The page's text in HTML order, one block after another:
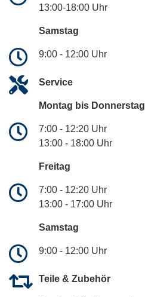
13:00-18:00 Uhr
Samstag
9:00 - 12:00 Uhr
Service
Montag bis Donnerstag
7:00 - 12:20 Uhr
13:00 - 18:00 Uhr
Freitag
7:00 - 12:20 Uhr
13:00 - 17:00 Uhr
Samstag
9:00 - 12:00 Uhr
Teile & Zubehör